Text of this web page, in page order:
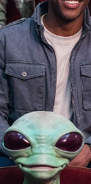
de la route
rond soit la
de
va pousser
du